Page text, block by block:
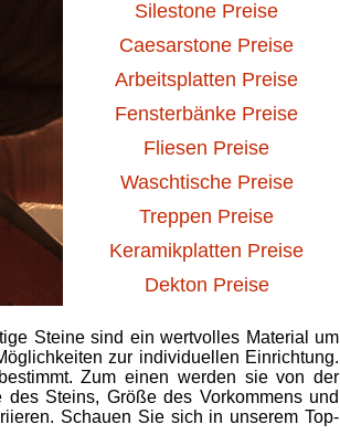
Silestone Preise
Caesarstone Preise
Arbeitsplatten Preise
Fensterbänke Preise
Fliesen Preise
Waschtische Preise
Treppen Preise
Keramikplatten Preise
Dekton Preise
Steine sind ein wertvolles Material um
zur individuellen Einrichtung.
Zum einen werden sie von der
Steins, Größe des Vorkommens und
Schauen Sie sich in unserem Top-